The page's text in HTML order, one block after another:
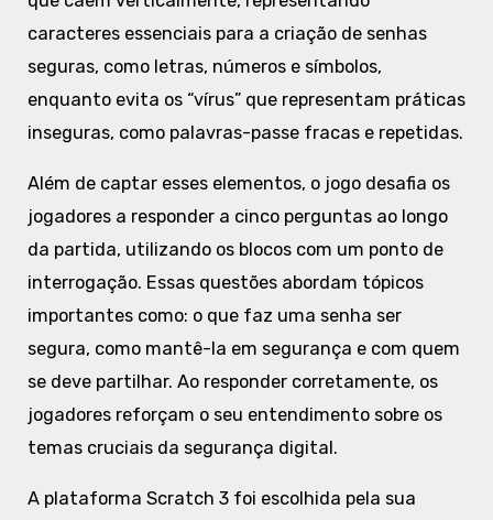
caracteres essenciais para a criação de senhas
seguras, como letras, números e símbolos,
enquanto evita os “vírus” que representam práticas
inseguras, como palavras-passe fracas e repetidas.
Além de captar esses elementos, o jogo desafia os
jogadores a responder a cinco perguntas ao longo
da partida, utilizando os blocos com um ponto de
interrogação. Essas questões abordam tópicos
importantes como: o que faz uma senha ser
segura, como mantê-la em segurança e com quem
se deve partilhar. Ao responder corretamente, os
jogadores reforçam o seu entendimento sobre os
temas cruciais da segurança digital.
A plataforma Scratch 3 foi escolhida pela sua